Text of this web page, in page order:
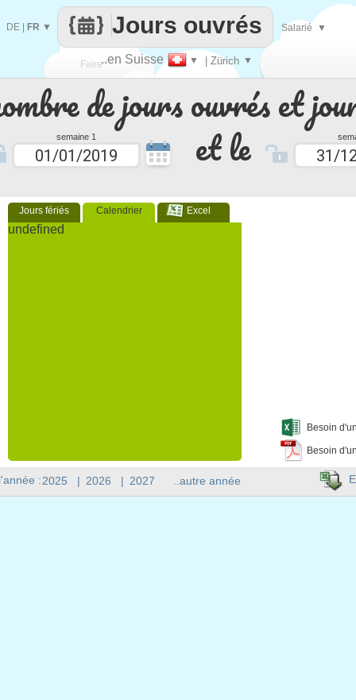
de jours ouvrés et
semaine 1 et le
Jours fériés Calendrier Excel
undefined
Besoin
Besoin
Faire
que
..en Suisse ▼ | Zürich ▼
Jours ouvrés
DE FR ▼ Salarié ▼
:2025 | 2026 | 2027 ..autre année